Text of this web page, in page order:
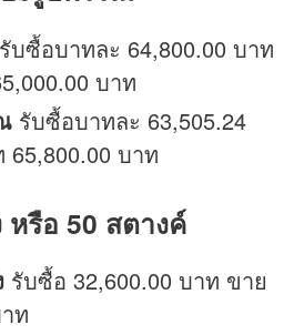
รับซื้อบาทละ 64,800.00 บาท
บาท
รับซื้อบาทละ 63,505.24
บาท
หรือ 50 สตางค์
รับซื้อ 32,600.00 บาท ขาย
ท